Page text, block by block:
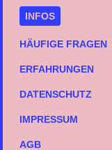
INFOS
HÄUFIGE FRAGEN
ERFAHRUNGEN
DATENSCHUTZ
IMPRESSUM
AGB